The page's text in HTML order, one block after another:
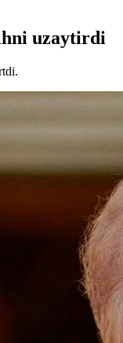
uzaytirdi